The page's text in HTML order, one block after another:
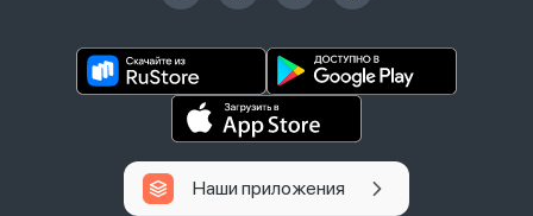
Наши приложения